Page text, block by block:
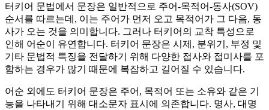
터키어 문법에서 문장은 일반적으로 주어-목적어-동사(SOV)
순서를 따르는데, 이는 주어가 먼저 오고 목적어가 그 다음, 동
사가 오는 것을 의미합니다. 그러나 터키어의 교착 특성으로
인해 어순이 유연합니다. 터키어 문장은 시제, 분위기, 부정 및
기타 문법적 특징을 전달하기 위해 다양한 접사와 접미사를 포
함하는 경우가 많기 때문에 복잡하고 길어질 수 있습니다.
어순 외에도 터키어 문장은 주어, 목적어 또는 소유와 같은 기
능을 나타내기 위해 대소문자 표시에 의존합니다. 명사, 대명